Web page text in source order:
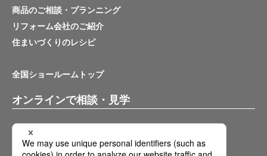
商品のご相談・プランニング
リフォーム会社のご紹介
住まいづくりのレシピ
全国ショールームトップ
オンラインで相談・見学
バーチャルショールーム
オンライン相談サービス